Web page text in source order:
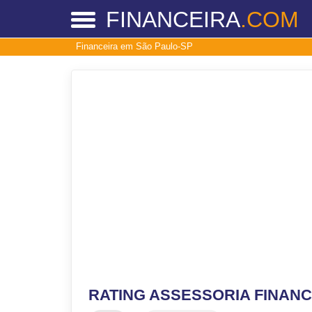
FINANCEIRA.COM
Financeira em São Paulo-SP
RATING ASSESSORIA